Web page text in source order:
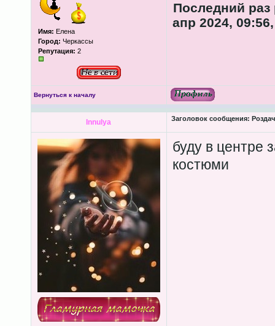
Имя: Елена
Город: Черкассы
Репутация: 2
Последний
апр 2024,
Вернуться к началу
Innulya Заголовок сообщения:
буду в центре
костюми